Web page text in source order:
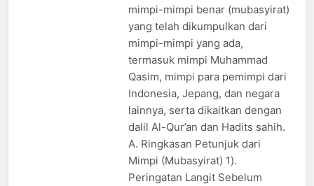
mimpi-mimpi benar (mubasyirat)
yang telah dikumpulkan dari
mimpi-mimpi yang ada,
termasuk mimpi Muhammad
Qasim, mimpi para pemimpi dari
Indonesia, Jepang, dan negara
lainnya, serta dikaitkan dengan
dalil Al-Qur’an dan Hadits sahih.
A. Ringkasan Petunjuk dari
Mimpi (Mubasyirat) 1).
Peringatan Langit Sebelum